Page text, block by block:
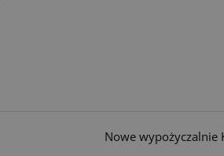
Nowe wypożyczalnie